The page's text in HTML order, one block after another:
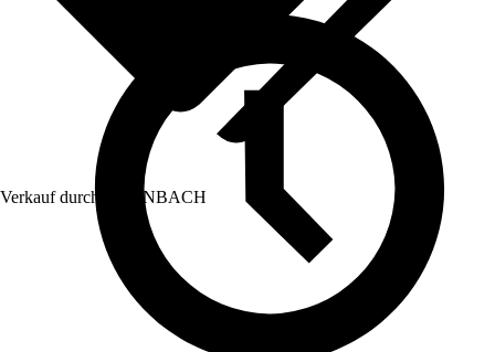
Verkauf durch: HORNBACH